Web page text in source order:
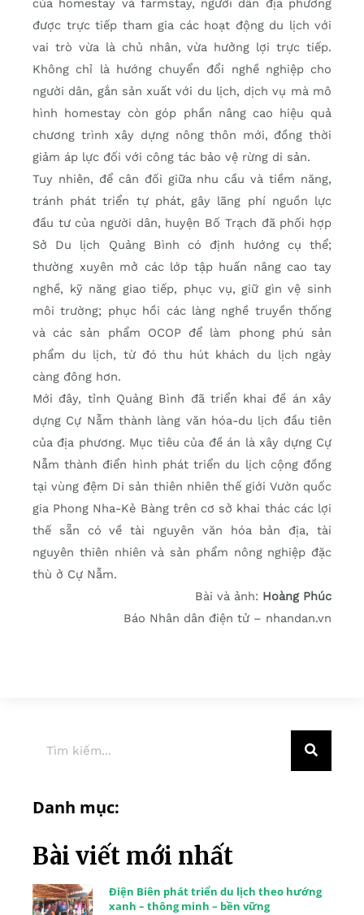
của homestay và farmstay, người dân địa phương
được trực tiếp tham gia các hoạt động du lịch với
vai trò vừa là chủ nhân, vừa hưởng lợi trực tiếp.
Không chỉ là hướng chuyển đổi nghề nghiệp cho
người dân, gắn sản xuất với du lịch, dịch vụ mà mô
hình homestay còn góp phần nâng cao hiệu quả
chương trình xây dựng nông thôn mới, đồng thời
giảm áp lực đối với công tác bảo vệ rừng di sản.
Tuy nhiên, để cân đối giữa nhu cầu và tiềm năng,
tránh phát triển tự phát, gây lãng phí nguồn lực
đầu tư của người dân, huyện Bố Trạch đã phối hợp
Sở Du lịch Quảng Bình có định hướng cụ thể;
thường xuyên mở các lớp tập huấn nâng cao tay
nghề, kỹ năng giao tiếp, phục vụ, giữ gìn vệ sinh
môi trường; phục hồi các làng nghề truyền thống
và các sản phẩm OCOP để làm phong phú sản
phẩm du lịch, từ đó thu hút khách du lịch ngày
càng đông hơn.
Mới đây, tỉnh Quảng Bình đã triển khai đề án xây
dựng Cự Nẫm thành làng văn hóa-du lịch đầu tiên
của địa phương. Mục tiêu của đề án là xây dựng Cự
Nẫm thành điển hình phát triển du lịch cộng đồng
tại vùng đệm Di sản thiên nhiên thế giới Vườn quốc
gia Phong Nha-Kẻ Bàng trên cơ sở khai thác các lợi
thế sẵn có về tài nguyên văn hóa bản địa, tài
nguyên thiên nhiên và sản phẩm nông nghiệp đặc
thù ở Cự Nẫm.
Bài và ảnh: Hoàng Phúc
Báo Nhân dân điện tử – nhandan.vn
Danh mục:
Bài viết mới nhất
Điện Biên phát triển du lịch theo hướng
xanh – thông minh – bền vững